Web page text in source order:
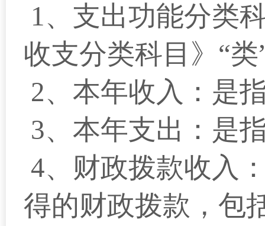
1、支出功能分类
收支分类科目》“
2、本年收入：是
3、本年支出：是
4、财政拨款收入
得的财政拨款，包